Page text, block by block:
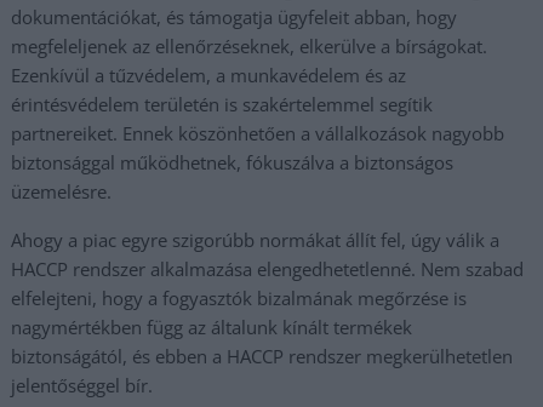
dokumentációkat, és támogatja ügyfeleit abban, hogy
megfeleljenek az ellenőrzéseknek, elkerülve a bírságokat.
Ezenkívül a tűzvédelem, a munkavédelem és az
érintésvédelem területén is szakértelemmel segítik
partnereiket. Ennek köszönhetően a vállalkozások nagyobb
biztonsággal működhetnek, fókuszálva a biztonságos
üzemelésre.
Ahogy a piac egyre szigorúbb normákat állít fel, úgy válik a
HACCP rendszer alkalmazása elengedhetetlenné. Nem szabad
elfelejteni, hogy a fogyasztók bizalmának megőrzése is
nagymértékben függ az általunk kínált termékek
biztonságától, és ebben a HACCP rendszer megkerülhetetlen
jelentőséggel bír.